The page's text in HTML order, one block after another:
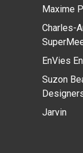
Maxime
Charles-
EnVies
Suzon
Jarvin